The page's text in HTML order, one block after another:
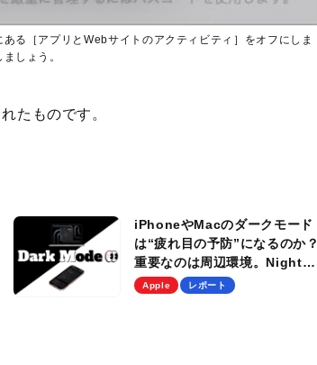
る［アプリとWebサイトのアクティビティ］をオフにしま
しょう。
たものです。
iPhoneやMacのダークモード
は“疲れ目の予防”になるのか？
重要なのは周辺環境。Night
Shiftも賢く活用しよう
Apple レポート